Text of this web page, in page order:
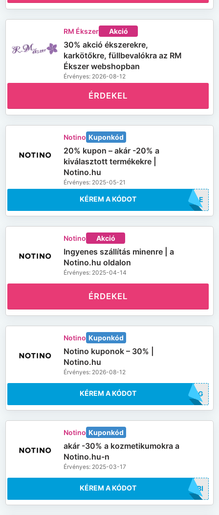
RM Ékszer Akció
30% akció ékszerekre,
karkötőkre, füllbevalókra az RM
Ékszer webshopban
Érvényes: 2026-08-12
ÉRDEKEL
Notino Kuponkód
20% kupon – akár -20% a
kiválasztott termékekre |
Notino.hu
Érvényes: 2025-05-21
SALE
KÉREM A KÓDOT
Notino Akció
Ingyenes szállítás minenre | a
Notino.hu oldalon
Érvényes: 2025-04-14
ÉRDEKEL
Notino Kuponkód
Notino kuponok – 30% |
Notino.hu
Érvényes: 2026-08-12
RING
KÉREM A KÓDOT
Notino Kuponkód
akár -30% a kozmetikumokra a
Notino.hu-n
Érvényes: 2025-03-17
OMBI
KÉREM A KÓDOT